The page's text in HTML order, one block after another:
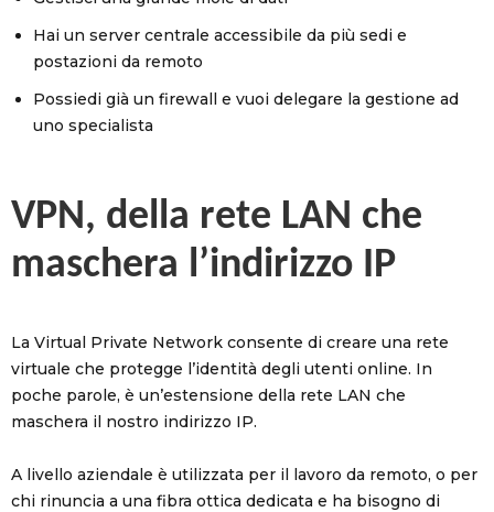
Hai un server centrale accessibile da più sedi e
postazioni da remoto
Possiedi già un firewall e vuoi delegare la gestione ad
uno specialista
VPN, della rete LAN che
maschera l’indirizzo IP
La Virtual Private Network consente di creare una rete
virtuale che protegge l’identità degli utenti online. In
poche parole, è un’estensione della rete LAN che
maschera il nostro indirizzo IP.
A livello aziendale è utilizzata per il lavoro da remoto, o per
chi rinuncia a una fibra ottica dedicata e ha bisogno di